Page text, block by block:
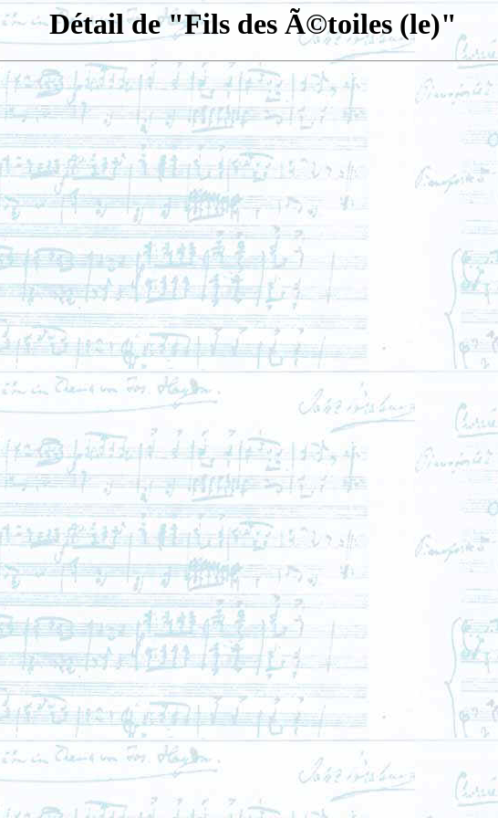
Détail de "Fils des Ã©toiles (le)"